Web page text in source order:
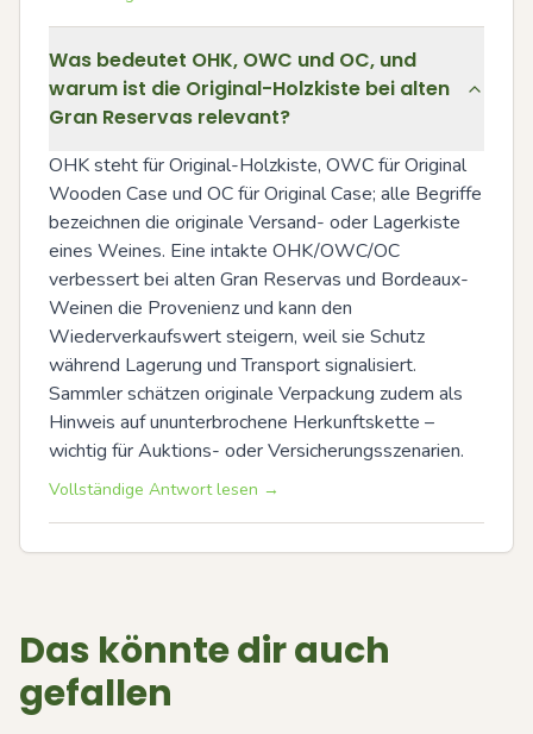
Was bedeutet OHK, OWC und OC, und
warum ist die Original-Holzkiste bei alten
Gran Reservas relevant?
OHK steht für Original-Holzkiste, OWC für Original
Wooden Case und OC für Original Case; alle Begriffe
bezeichnen die originale Versand- oder Lagerkiste
eines Weines. Eine intakte OHK/OWC/OC
verbessert bei alten Gran Reservas und Bordeaux-
Weinen die Provenienz und kann den
Wiederverkaufswert steigern, weil sie Schutz
während Lagerung und Transport signalisiert.
Sammler schätzen originale Verpackung zudem als
Hinweis auf ununterbrochene Herkunftskette –
wichtig für Auktions- oder Versicherungsszenarien.
Vollständige Antwort lesen →
Das könnte dir auch
gefallen